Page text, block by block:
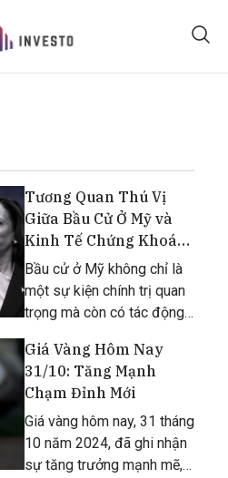
Tương Quan Thú Vị
Giữa Bầu Cử Ở Mỹ và
Kinh Tế Chứng Khoán
Toàn Cầu
Bầu cử ở Mỹ không chỉ là
một sự kiện chính trị quan
trọng mà còn có tác động
trường chứng khoán toàn
cầu.
Giá Vàng Hôm Nay
31/10: Tăng Mạnh
Chạm Đỉnh Mới
Giá vàng hôm nay, 31 tháng
10 năm 2024, đã ghi nhận
sự tăng trưởng mạnh mẽ,